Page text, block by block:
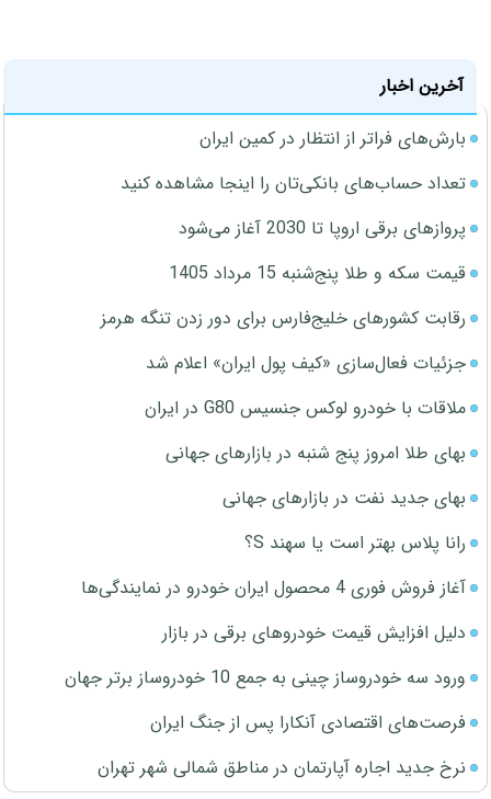
آخرین اخبار
بارش‌های فراتر از انتظار در کمین ایران
تعداد حساب‌های بانکی‌تان را اینجا مشاهده کنید
پروازهای برقی اروپا تا 2030 آغاز می‌شود
قیمت سکه و طلا پنج‌شنبه 15 مرداد 1405
رقابت کشورهای خلیج‌فارس برای دور زدن تنگه هرمز
جزئیات فعال‌سازی «کیف پول ایران» اعلام شد
ملاقات با خودرو لوکس جنسیس G80 در ایران
بهای طلا امروز پنج شنبه در بازارهای جهانی
بهای جدید نفت در بازارهای جهانی
رانا پلاس بهتر است یا سهند S؟
آغاز فروش فوری 4 محصول ایران خودرو در نمایندگی‌ها
دلیل افزایش قیمت خودروهای برقی در بازار
ورود سه خودروساز چینی به جمع 10 خودروساز برتر جهان
فرصت‌های اقتصادی آنکارا پس از جنگ ایران
نرخ جدید اجاره آپارتمان در مناطق شمالی شهر تهران